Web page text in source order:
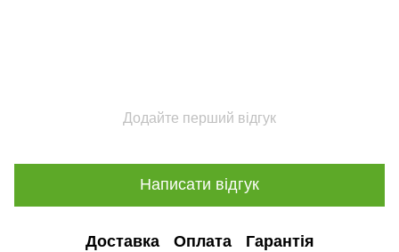
Додайте перший відгук
Написати відгук
Доставка Оплата Гарантія